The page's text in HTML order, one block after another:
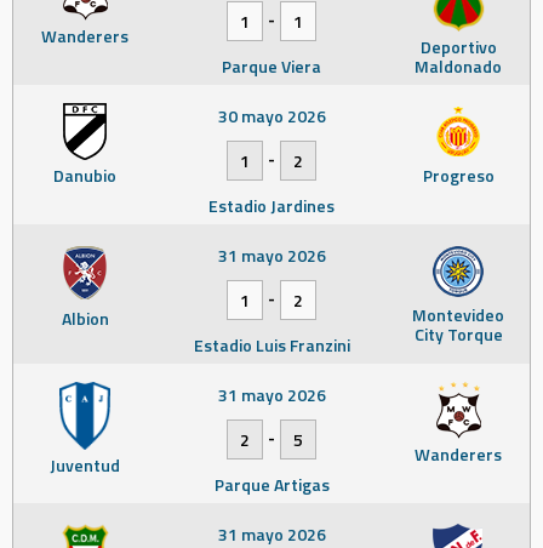
Wanderers Deportivo
Maldonado
1
-
1
Parque Viera
Danubio Progreso
30 mayo 2026
1
-
2
Estadio Jardines
Albion Montevideo
City Torque
31 mayo 2026
1
-
2
Estadio Luis Franzini
Juventud Wanderers
31 mayo 2026
2
-
5
Parque Artigas
31 mayo 2026